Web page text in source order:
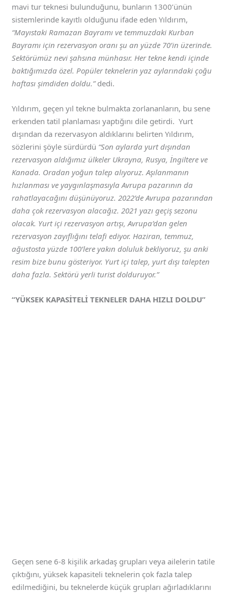
mavi tur teknesi bulunduğunu, bunların 1300’ünün
sistemlerinde kayıtlı olduğunu ifade eden Yıldırım,
“Mayıstaki Ramazan Bayramı ve temmuzdaki Kurban
Bayramı için rezervasyon oranı şu an yüzde 70’in üzerinde.
Sektörümüz nevi şahsına münhasır. Her tekne kendi içinde
baktığımızda özel. Popüler teknelerin yaz aylarındaki çoğu
haftası şimdiden doldu.”dedi.
Yıldırım, geçen yıl tekne bulmakta zorlananların, bu sene
erkenden tatil planlaması yaptığını dile getirdi. Yurt
dışından da rezervasyon aldıklarını belirten Yıldırım,
sözlerini şöyle sürdürdü “Son aylarda yurt dışından
rezervasyon aldığımız ülkeler Ukrayna, Rusya, İngiltere ve
Kanada. Oradan yoğun talep alıyoruz. Aşılanmanın
hızlanması ve yaygınlaşmasıyla Avrupa pazarının da
rahatlayacağını düşünüyoruz. 2022’de Avrupa pazarından
daha çok rezervasyon alacağız. 2021 yazı geçiş sezonu
olacak. Yurt içi rezervasyon artışı, Avrupa’dan gelen
rezervasyon zayıflığını telafi ediyor. Haziran, temmuz,
ağustosta yüzde 100’lere yakın doluluk bekliyoruz, şu anki
resim bize bunu gösteriyor. Yurt içi talep, yurt dışı talepten
daha fazla. Sektörü yerli turist dolduruyor.”
“YÜKSEK KAPASİTELİ TEKNELER DAHA HIZLI DOLDU”
Geçen sene 6-8 kişilik arkadaş grupları veya ailelerin tatile
çıktığını, yüksek kapasiteli teknelerin çok fazla talep
edilmediğini, bu teknelerde küçük grupları ağırladıklarını